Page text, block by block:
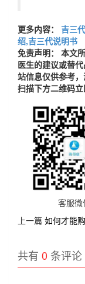
更多内容：
吉三
绍,吉三代说明书
免责声明： 本文
医生的建议或替
站信息仅供参考
扫描下方二维码立
客服微
上一篇 如何才能
共有 0 条评论